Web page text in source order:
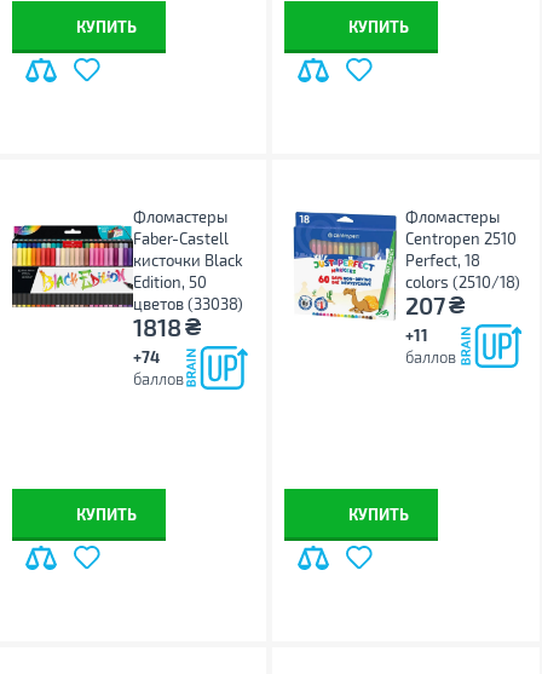
КУПИТЬ КУПИТЬ
Фломастеры
Faber-Castell
кисточки Black
Edition, 50
цветов (33038)
1818₴
+74
баллов
КУПИТЬ
Фломастеры
Centropen 2510
Perfect, 18
colors (2510/18)
207₴
+11
баллов
КУПИТЬ